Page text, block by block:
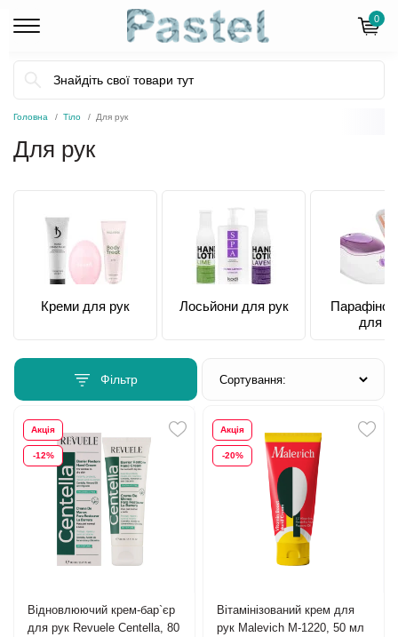
0
Головна Тіло Для рук
Для рук
Креми для рук Лосьйони для рук
для
Фільтр
Акція
-12%
Відновлюючий крем-бар`єр
для рук Revuele Centella, 80
Акція
-20%
Вітамінізований крем для
рук Malevich M-1220, 50 мл